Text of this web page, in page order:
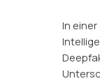
In